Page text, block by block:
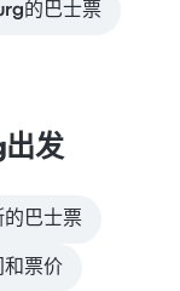
的巴士票
出发
巴士票
和票价